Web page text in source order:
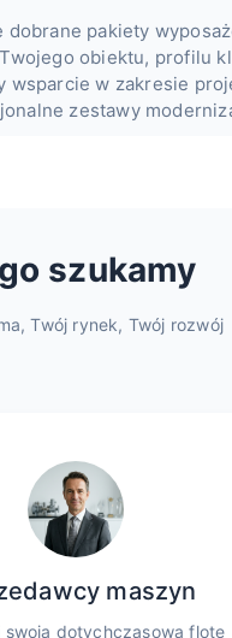
dobrane pakiety
obiektu, profilu
wsparcie w zakresie
zestawy
szukamy
Twój rynek, Twój rozwój
maszyn
swoją dotychczasową flotę